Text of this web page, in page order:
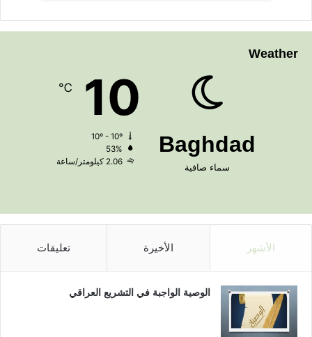
Weather
Baghdad
سماء صافية
10
℃
53%
2.06 كيلومتر/ساعة
الأشهر الأخيرة تعليقات
الوصية الواجبة في التشريع العراقي